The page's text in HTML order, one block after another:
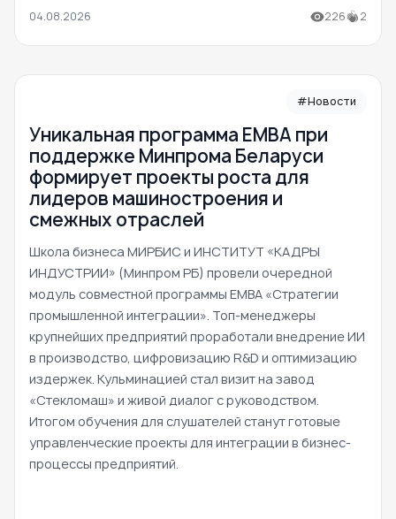
04.08.2026 226 2
#Новости
Уникальная программа ЕМВА при
поддержке Минпрома Беларуси
формирует проекты роста для
лидеров машиностроения и
смежных отраслей
Школа бизнеса МИРБИС и ИНСТИТУТ «КАДРЫ
ИНДУСТРИИ» (Минпром РБ) провели очередной
модуль совместной программы EMBA «Стратегии
промышленной интеграции». Топ-менеджеры
крупнейших предприятий проработали внедрение ИИ
в производство, цифровизацию R&D и оптимизацию
издержек. Кульминацией стал визит на завод
«Стекломаш» и живой диалог с руководством.
Итогом обучения для слушателей станут готовые
управленческие проекты для интеграции в бизнес-
процессы предприятий.